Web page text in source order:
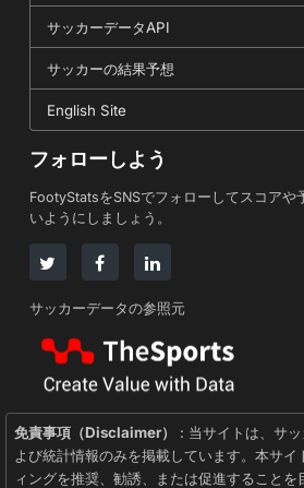
サッカーデータAPI
サッカーの結果予想
English Site
フォローしよう
FootyStatsをSNSでフォローしてスコアや
いようにしましょう。
サッカーデータの参照元
免責事項（Disclaimer）
: 当サイトは、サ
よび統計情報のみを掲載しています。本サ
ィングを推奨、勧誘、または促進することを